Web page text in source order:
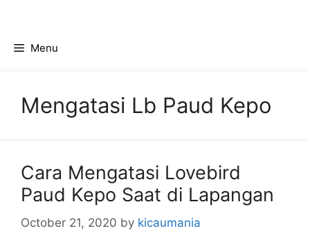
contentMenu
Mengatasi Lb Paud Kepo
Cara Mengatasi Lovebird
Paud Kepo Saat di Lapangan
October 21, 2020 by kicaumania